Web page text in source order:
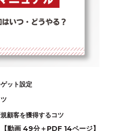
ット設定
顧客を獲得するコツ
【動画 49分＋PDF 14ページ】